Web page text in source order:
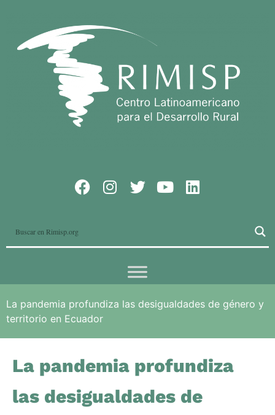
La pandemia profundiza las desigualdades de género y
territorio en Ecuador
La pandemia profundiza
las desigualdades de